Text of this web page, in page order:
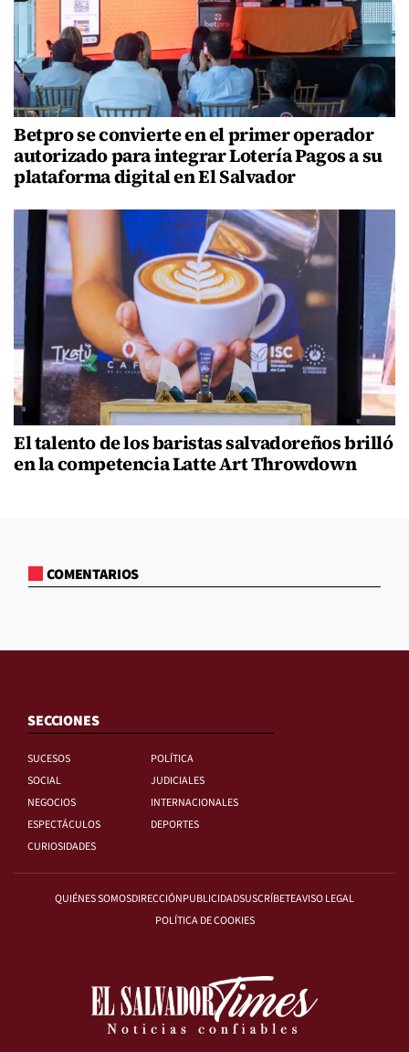
Betpro se convierte en el primer operador
autorizado para integrar Lotería Pagos a su
plataforma digital en El Salvador
El talento de los baristas salvadoreños brilló
en la competencia Latte Art Throwdown
COMENTARIOS
SECCIONES
SUCESOS
POLÍTICA
SOCIAL
JUDICIALES
NEGOCIOS
INTERNACIONALES
ESPECTÁCULOS
DEPORTES
CURIOSIDADES
QUIÉNES SOMOSDIRECCIÓNPUBLICIDADSUSCRÍBETEAVISO LEGAL
POLÍTICA DE COOKIES